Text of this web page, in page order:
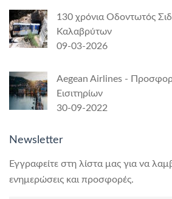
130 χρόνια Οδοντωτός
Καλαβρύτων
09-03-2026
Aegean Airlines -
Εισιτηρίων
30-09-2022
Newsletter
Εγγραφείτε στη λίστα μας για να
ενημερώσεις και προσφορές.